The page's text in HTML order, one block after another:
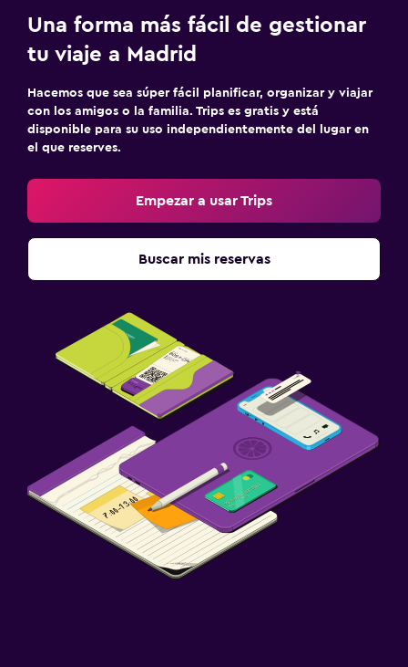
Una forma más fácil de gestionar
tu viaje a Madrid
Hacemos que sea súper fácil planificar, organizar y viajar
con los amigos o la familia. Trips es gratis y está
disponible para su uso independientemente del lugar en
el que reserves.
Empezar a usar Trips
Buscar mis reservas